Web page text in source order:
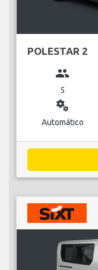
POLESTAR 2
group
5
miscellaneous_services
Automático